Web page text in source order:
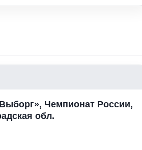
Чемпионат России,
обл.